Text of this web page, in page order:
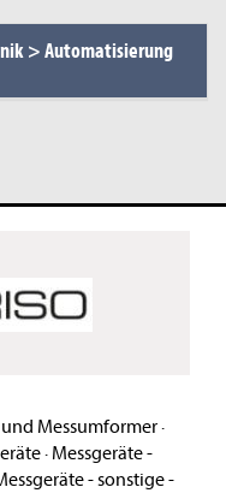
>Automatisierung
Messumformer·
· Messgeräte -
- sonstige -